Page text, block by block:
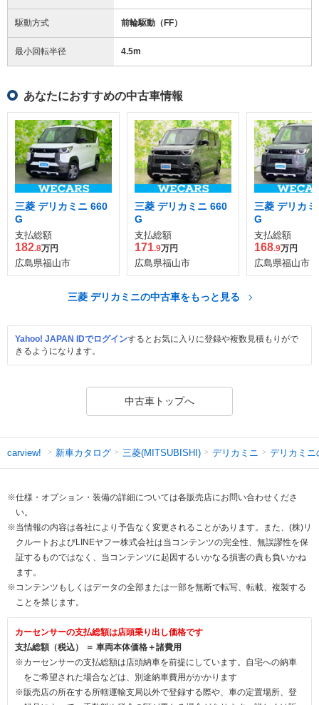
駆動方式 前輪駆動（FF）
最小回転半径 4.5m
あなたにおすすめの中古車情報
三菱 デリカミニ 660
G
支払総額
182.8万円
広島県福山市
三菱 デリカミニ 660
G
支払総額
171.9万円
広島県福山市
三菱 デリカ
G
支払総額
168.9万円
広島県福山市
三菱 デリカミニの中古車をもっと見る
Yahoo! JAPAN IDでログインするとお気に入りに登録や複数見積もりがで
きるようになります。
中古車トップへ
carview! 新車カタログ 三菱(MITSUBISHI) デリカミニ デリカミニ
※仕様・オプション・装備の詳細については各販売店にお問い合わせくださ
い。
※当情報の内容は各社により予告なく変更されることがあります。また、(株)リ
クルートおよびLINEヤフー株式会社は当コンテンツの完全性、無誤謬性を保
証するものではなく、当コンテンツに起因するいかなる損害の責も負いかね
ます。
※コンテンツもしくはデータの全部または一部を無断で転写、転載、複製する
ことを禁じます。
カーセンサーの支払総額は店頭乗り出し価格です
支払総額（税込） ＝ 車両本体価格＋諸費用
※カーセンサーの支払総額は店頭納車を前提にしています。自宅への納車
をご希望された場合などは、別途納車費用がかかります
※販売店の所在する所轄運輸支局以外で登録する際や、車の定置場所、登